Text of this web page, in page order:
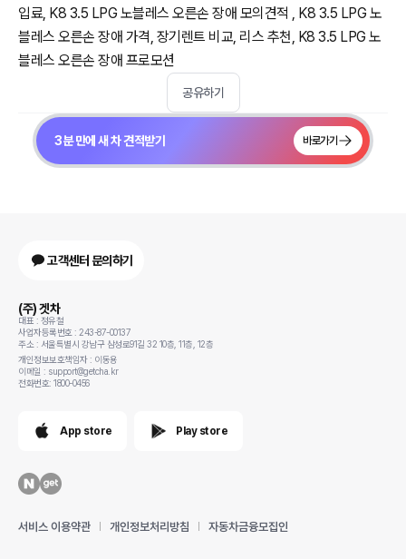
입료, K8 3.5 LPG 노블레스 오른손 장애 모의견적 , K8 3.5 LPG 노
블레스 오른손 장애 가격, 장기렌트 비교, 리스 추천, K8 3.5 LPG 노
블레스 오른손 장애 프로모션
공유하기
3분 만에 새 차 견적받기 바로가기
고객센터 문의하기
(주) 겟차
대표 : 정유철
사업자등록번호 : 243-87-00137
주소 : 서울특별시 강남구 삼성로91길 32 10층, 11층, 12층
개인정보보호책임자 : 이동용
이메일 : support@getcha.kr
전화번호: 1800-0456
App store Play store
서비스 이용약관 개인정보처리방침 자동차금융모집인